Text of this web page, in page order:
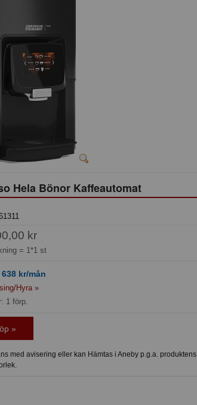
Hela Bönor Kaffeautomat
kr
= 1*1 st
638 kr/mån
Hyra »
1 förp.
»
med avisering eller kan Hämtas i Aneby p.g.a. produktens